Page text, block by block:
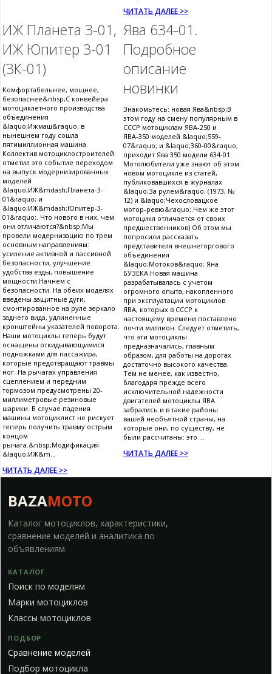
ЧИТАТЬ ДАЛЕЕ >>
ИЖ Планета 3-01,
ИЖ Юпитер 3-01
(3К-01)
Комфортабельнее, мощнее,
безопаснее&nbsp;С конвейера
мотоциклетного производства
объединения
&laquo;Ижмаш&raquo; в
нынешнем году сошла
пятимиллионная машина.
Коллектив мотоциклостроителей
отметил это событие переходом
на выпуск модернизированных
моделей
&laquo;ИЖ&mdash;Планета-3-
01&raquo; и
&laquo;ИЖ&mdash;Юпитер-3-
01&raquo;. Что нового в них, чем
они отличаются?&nbsp;Мы
провели модернизацию по трем
основным направлениям:
усиление активной и пассивной
безопасности, улучшение
удобства езды, повышение
мощности.Начнем с
безопасности. На обеих моделях
введены защитные дуги,
смонтированное на руле зеркало
заднего вида, удлиненные
кронштейны указателей поворота.
Наши мотоциклы теперь будут
оснащены откидывающимися
подножками для пассажира,
которые предотвращают травмы
ног. На рычагах управления
сцеплением и передним
тормозом предусмотрены 20-
миллиметровые резиновые
шарики. В случае падения
машины мотоциклист не рискует
теперь получить травму острым
концом
рычага.&nbsp;Модификация
&laquo;ИЖ&m...
ЧИТАТЬ ДАЛЕЕ >>
Ява 634-01.
Подробное
описание
новинки
Знакомьтесь: новая Ява&nbsp;В
этом году на смену популярным в
СССР мотоциклам ЯВА-250 и
ЯВА-350 моделей &laquo;559-
07&raquo; и &laquo;360-00&raquo;
приходит Ява 350 модели 634-01.
Мотолюбители уже знают об этом
новом мотоцикле из статей,
публиковавшихся в журналах
&laquo;За рулем&raquo; (1973, №
12) и &laquo;Чехословацкое
мотор-ревю&raquo;.Чем же этот
мотоцикл отличается от своих
предшественников) Об этом мы
попросили рассказать
представителя внешнеторгового
объединения
&laquo;Мотоков&raquo; Яна
БУЗЕКА.Новая машина
разрабатывалась с учетом
огромного опыта, накопленного
при эксплуатации мотоциклов
ЯВА, которых в СССР к
настоящему времени поставлено
почти миллион. Следует отметить,
что эти мотоциклы
предназначались, главным
образом, для работы на дорогах
достаточно высокого качества.
Тем не менее, как известно,
благодаря прежде всего
исключительной надежности
двигателей мотоциклы ЯВА
забрались и в такие районы
вашей необъятной страны, на
которые они, по существу, не
были рассчитаны: это ...
ЧИТАТЬ ДАЛЕЕ >>
BAZAMOTO
Каталог мотоциклов, характеристики,
сравнение моделей и аналитика по
объявлениям.
КАТАЛОГ
Поиск по моделям
Марки мотоциклов
Классы мотоциклов
ПОДБОР
Сравнение моделей
Подбор мотоцикла